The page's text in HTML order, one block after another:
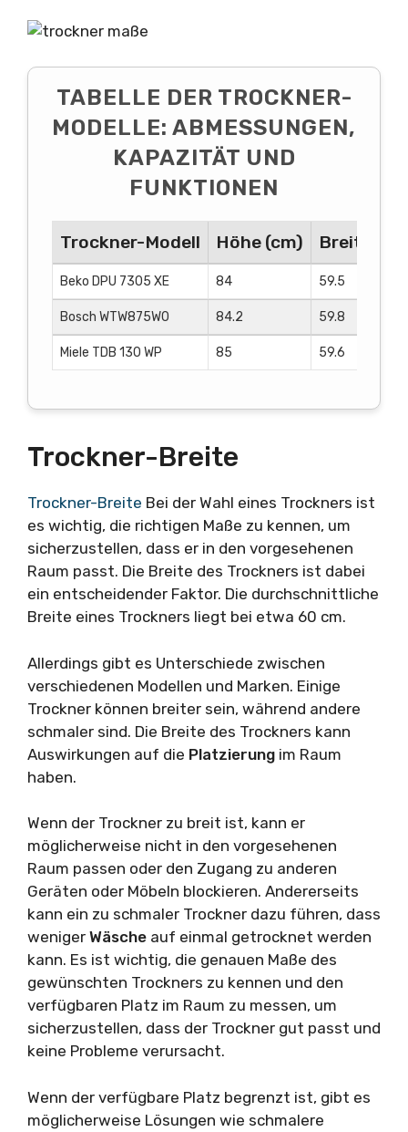
TABELLE DER TROCKNER-
MODELLE: ABMESSUNGEN,
KAPAZITÄT UND
FUNKTIONEN
Trockner-Modell Höhe (cm) Breite
Beko DPU 7305 XE 84 59.5
Bosch WTW875W0 84.2 59.8
Miele TDB 130 WP 85 59.6
Trockner-Breite
Trockner-Breite Bei der Wahl eines Trockners ist
es wichtig, die richtigen Maße zu kennen, um
sicherzustellen, dass er in den vorgesehenen
Raum passt. Die Breite des Trockners ist dabei
ein entscheidender Faktor. Die durchschnittliche
Breite eines Trockners liegt bei etwa 60 cm.
Allerdings gibt es Unterschiede zwischen
verschiedenen Modellen und Marken. Einige
Trockner können breiter sein, während andere
schmaler sind. Die Breite des Trockners kann
Auswirkungen auf die Platzierung im Raum
haben.
Wenn der Trockner zu breit ist, kann er
möglicherweise nicht in den vorgesehenen
Raum passen oder den Zugang zu anderen
Geräten oder Möbeln blockieren. Andererseits
kann ein zu schmaler Trockner dazu führen, dass
weniger Wäsche auf einmal getrocknet werden
kann. Es ist wichtig, die genauen Maße des
gewünschten Trockners zu kennen und den
verfügbaren Platz im Raum zu messen, um
sicherzustellen, dass der Trockner gut passt und
keine Probleme verursacht.
Wenn der verfügbare Platz begrenzt ist, gibt es
möglicherweise Lösungen wie schmalere